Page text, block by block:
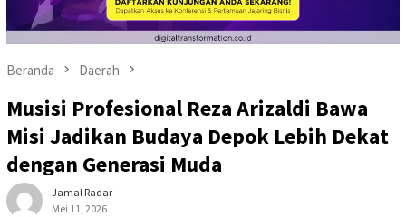
Beranda Daerah
Musisi Profesional Reza Arizaldi Bawa
Misi Jadikan Budaya Depok Lebih Dekat
dengan Generasi Muda
Jamal Radar
Mei 11, 2026